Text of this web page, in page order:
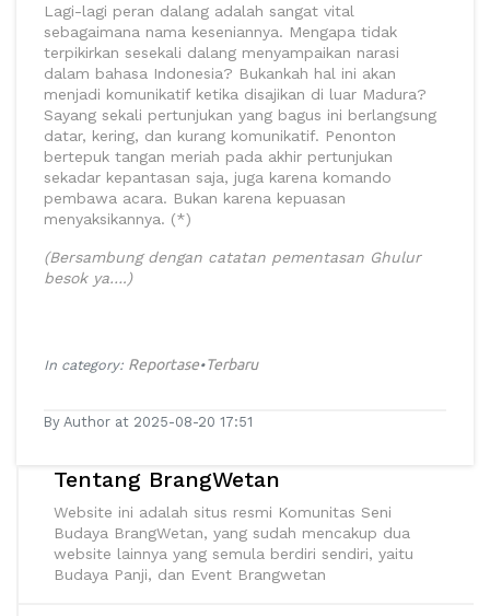
Lagi-lagi peran dalang adalah sangat vital
sebagaimana nama keseniannya. Mengapa tidak
terpikirkan sesekali dalang menyampaikan narasi
dalam bahasa Indonesia? Bukankah hal ini akan
menjadi komunikatif ketika disajikan di luar Madura?
Sayang sekali pertunjukan yang bagus ini berlangsung
datar, kering, dan kurang komunikatif. Penonton
bertepuk tangan meriah pada akhir pertunjukan
sekadar kepantasan saja, juga karena komando
pembawa acara. Bukan karena kepuasan
menyaksikannya. (*)
(Bersambung dengan catatan pementasan Ghulur
besok ya….)
In category: Reportase•Terbaru
By Author at 2025-08-20 17:51
Tentang BrangWetan
Website ini adalah situs resmi Komunitas Seni
Budaya BrangWetan, yang sudah mencakup dua
website lainnya yang semula berdiri sendiri, yaitu
Budaya Panji, dan Event Brangwetan